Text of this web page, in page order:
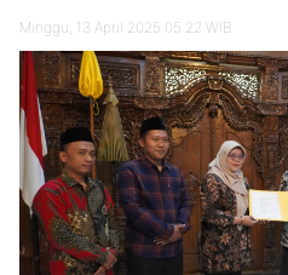
Minggu, 13 April 2025 05.22 WIB